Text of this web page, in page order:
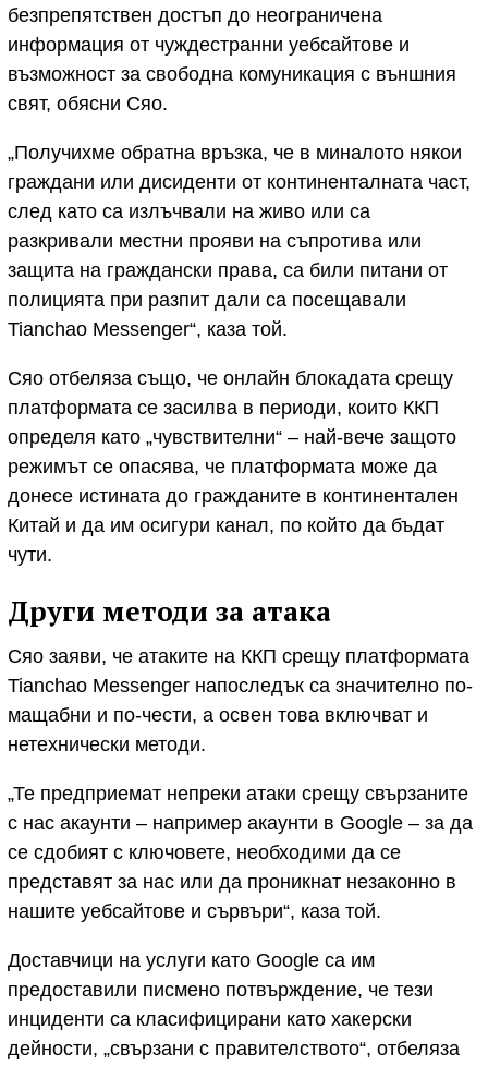
безпрепятствен достъп до неограничена
информация от чуждестранни уебсайтове и
възможност за свободна комуникация с външния
свят, обясни Сяо.
„Получихме обратна връзка, че в миналото някои
граждани или дисиденти от континенталната част,
след като са излъчвали на живо или са
разкривали местни прояви на съпротива или
защита на граждански права, са били питани от
полицията при разпит дали са посещавали
Tianchao Messenger“, каза той.
Сяо отбеляза също, че онлайн блокадата срещу
платформата се засилва в периоди, които ККП
определя като „чувствителни“ – най-вече защото
режимът се опасява, че платформата може да
донесе истината до гражданите в континентален
Китай и да им осигури канал, по който да бъдат
чути.
Други методи за атака
Сяо заяви, че атаките на ККП срещу платформата
Tianchao Messenger напоследък са значително по-
мащабни и по-чести, а освен това включват и
нетехнически методи.
„Те предприемат непреки атаки срещу свързаните
с нас акаунти – например акаунти в Google – за да
се сдобият с ключовете, необходими да се
представят за нас или да проникнат незаконно в
нашите уебсайтове и сървъри“, каза той.
Доставчици на услуги като Google са им
предоставили писмено потвърждение, че тези
инциденти са класифицирани като хакерски
дейности, „свързани с правителството“, отбеляза